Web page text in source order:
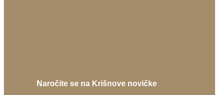
Naročite se na Krišnove novičke